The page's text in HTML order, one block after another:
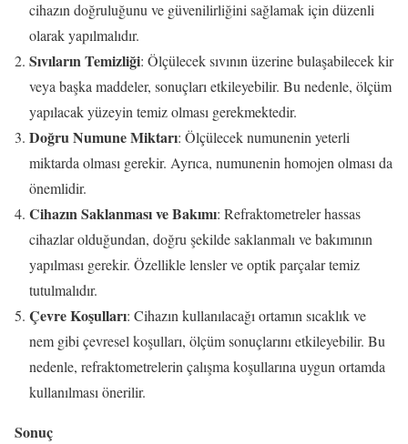
cihazın doğruluğunu ve güvenilirliğini sağlamak için düzenli
olarak yapılmalıdır.
Sıvıların Temizliği: Ölçülecek sıvının üzerine bulaşabilecek kir
veya başka maddeler, sonuçları etkileyebilir. Bu nedenle, ölçüm
yapılacak yüzeyin temiz olması gerekmektedir.
Doğru Numune Miktarı: Ölçülecek numunenin yeterli
miktarda olması gerekir. Ayrıca, numunenin homojen olması da
önemlidir.
Cihazın Saklanması ve Bakımı: Refraktometreler hassas
cihazlar olduğundan, doğru şekilde saklanmalı ve bakımının
yapılması gerekir. Özellikle lensler ve optik parçalar temiz
tutulmalıdır.
Çevre Koşulları: Cihazın kullanılacağı ortamın sıcaklık ve
nem gibi çevresel koşulları, ölçüm sonuçlarını etkileyebilir. Bu
nedenle, refraktometrelerin çalışma koşullarına uygun ortamda
kullanılması önerilir.
Sonuç